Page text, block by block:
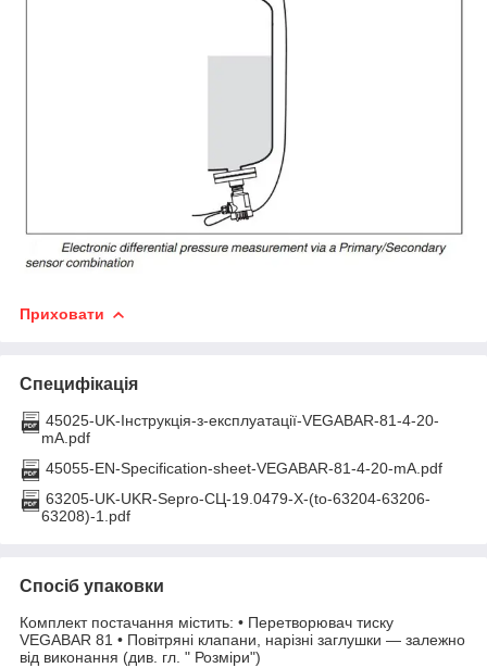
Приховати
Специфікація
45025-UK-Інструкція-з-експлуатації-VEGABAR-81-4-20-
mA.pdf
45055-EN-Specification-sheet-VEGABAR-81-4-20-mA.pdf
63205-UK-UKR-Sepro-CЦ-19.0479-X-(to-63204-63206-
63208)-1.pdf
Спосіб упаковки
Комплект постачання містить: • Перетворювач тиску
VEGABAR 81 • Повітряні клапани, нарізні заглушки — залежно
від виконання (див. гл. " Розміри")